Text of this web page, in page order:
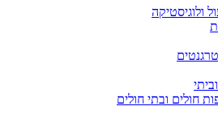
ולוגיסטיקה
חולים ובתי חולים